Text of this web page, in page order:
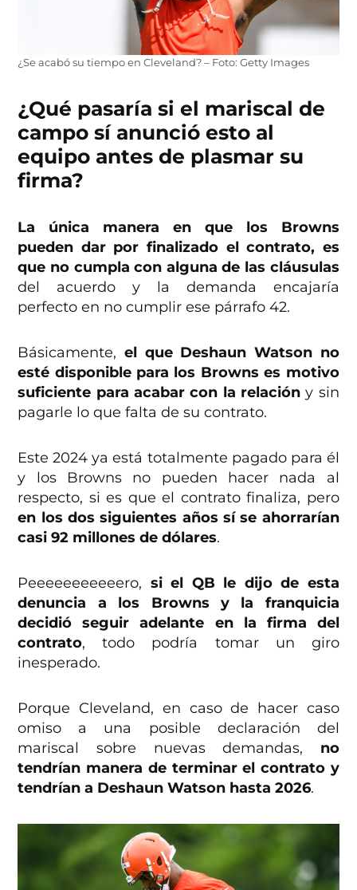
¿Se acabó su tiempo en Cleveland? – Foto: Getty Images
¿Qué pasaría si el mariscal de
campo sí anunció esto al
equipo antes de plasmar su
firma?
La única manera en que los Browns
pueden dar por finalizado el contrato, es
que no cumpla con alguna de las cláusulas
del acuerdo y la demanda encajaría
perfecto en no cumplir ese párrafo 42.
Básicamente, el que Deshaun Watson no
esté disponible para los Browns es motivo
suficiente para acabar con la relacióny sin
pagarle lo que falta de su contrato.
Este 2024 ya está totalmente pagado para él
y los Browns no pueden hacer nada al
respecto, si es que el contrato finaliza, pero
en los dos siguientes años sí se ahorrarían
casi 92 millones de dólares.
Peeeeeeeeeeero, si el QB le dijo de esta
denuncia a los Browns y la franquicia
decidió seguir adelante en la firma del
contrato, todo podría tomar un giro
inesperado.
Porque Cleveland, en caso de hacer caso
omiso a una posible declaración del
mariscal sobre nuevas demandas, no
tendrían manera de terminar el contrato y
tendrían a Deshaun Watson hasta 2026.